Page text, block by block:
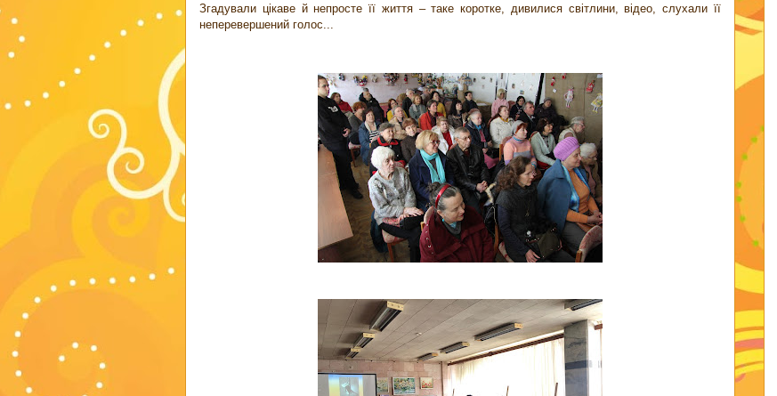
Згадували цікаве й непросте її життя – таке коротке, дивилися світлини, відео, слухали її
неперевершений голос...